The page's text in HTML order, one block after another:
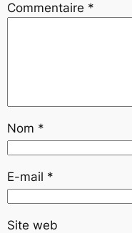
Commentaire *
Nom *
E-mail *
Site web